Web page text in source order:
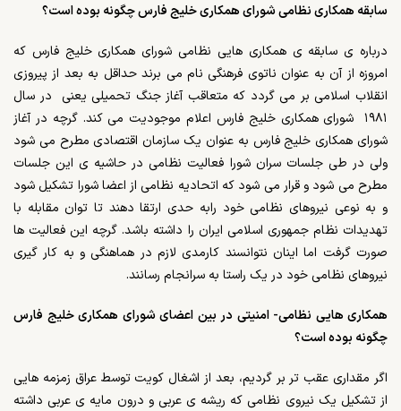
سابقه همکاری نظامی شورای همکاری خلیج فارس چگونه بوده است؟
درباره ی سابقه ی همکاری هایی نظامی شورای همکاری خلیج فارس که
امروزه از آن به عنوان ناتوی فرهنگی نام می برند حداقل به بعد از پیروزی
انقلاب اسلامی بر می گردد که متعاقب آغاز جنگ تحمیلی یعنی در سال
۱۹۸۱ شورای همکاری خلیج فارس اعلام موجودیت می کند. گرچه در آغاز
شورای همکاری خلیج فارس به عنوان یک سازمان اقتصادی مطرح می شود
ولی در طی جلسات سران شورا فعالیت نظامی در حاشیه ی این جلسات
مطرح می شود و قرار می شود که اتحادیه نظامی از اعضا شورا تشکیل شود
و به نوعی نیروهای نظامی خود رابه حدی ارتقا دهند تا توان مقابله با
تهدیدات نظام جمهوری اسلامی ایران را داشته باشد. گرچه این فعالیت ها
صورت گرفت اما اینان نتوانسند کارمدی لازم در هماهنگی و به کار گیری
نیروهای نظامی خود در یک راستا به سرانجام رسانند.
همکاری هایی نظامی- امنیتی در بین اعضای شورای همکاری خلیج فارس
چگونه بوده است؟
اگر مقداری عقب تر بر گردیم، بعد از اشغال کویت توسط عراق زمزمه هایی
از تشکیل یک نیروی نظامی که ریشه ی عربی و درون مایه ی عربی داشته